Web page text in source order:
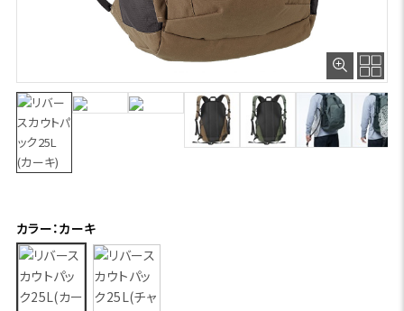
カラー：カーキ